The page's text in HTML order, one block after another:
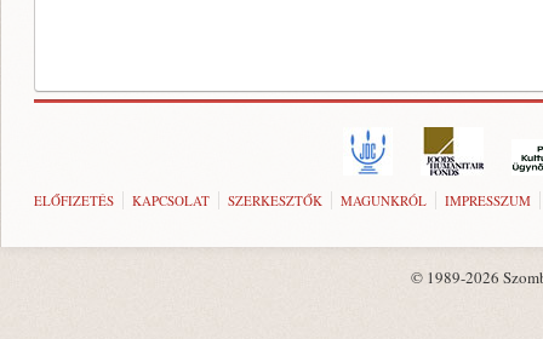
ELŐFIZETÉS KAPCSOLAT SZERKESZTŐK MAGUNKRÓL IMPRESSZUM
© 1989-2026